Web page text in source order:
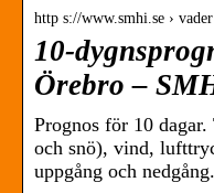
http s://www.smhi.se ›
10-
Örebro –
Prognos för 10
och snö), vind,
uppgång och nedgång.